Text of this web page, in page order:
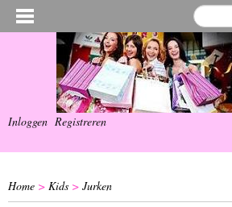
Inloggen Registreren
Home > Kids > Jurken